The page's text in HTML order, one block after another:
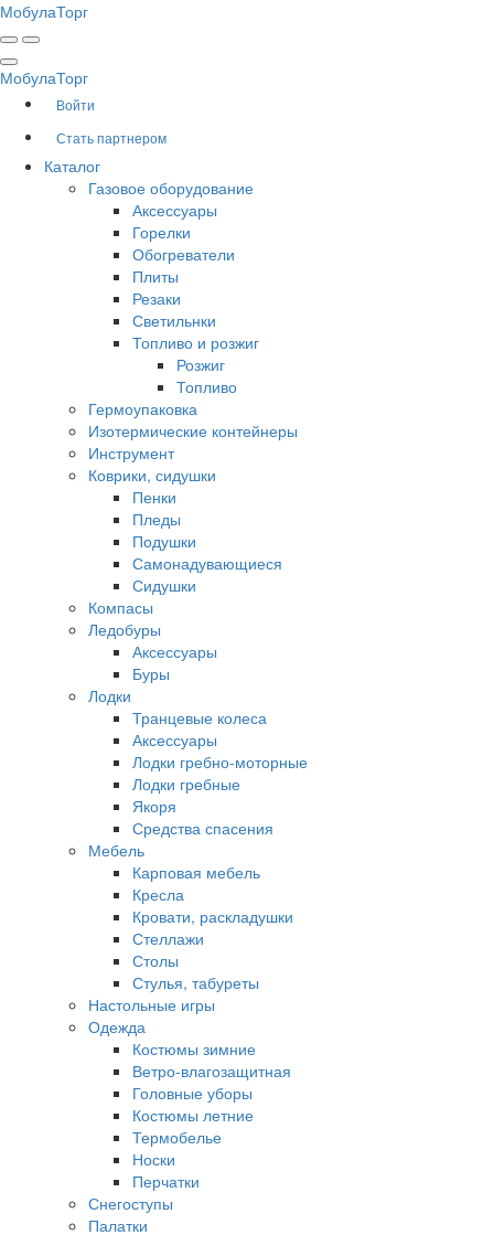
МобулаТорг
МобулаТорг
Войти
Стать партнером
Каталог
Газовое оборудование
Аксессуары
Горелки
Обогреватели
Плиты
Резаки
Светильнки
Топливо и розжиг
Розжиг
Топливо
Гермоупаковка
Изотермические контейнеры
Инструмент
Коврики, сидушки
Пенки
Пледы
Подушки
Самонадувающиеся
Сидушки
Компасы
Ледобуры
Аксессуары
Буры
Лодки
Транцевые колеса
Аксессуары
Лодки гребно-моторные
Лодки гребные
Якоря
Средства спасения
Мебель
Карповая мебель
Кресла
Кровати, раскладушки
Стеллажи
Столы
Стулья, табуреты
Настольные игры
Одежда
Костюмы зимние
Ветро-влагозащитная
Головные уборы
Костюмы летние
Термобелье
Носки
Перчатки
Снегоступы
Палатки